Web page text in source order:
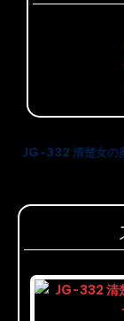
JG-332 清楚女の